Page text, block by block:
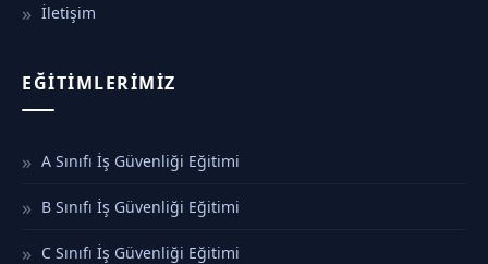
İletişim
EĞITIMLERIMIZ
A Sınıfı İş Güvenliği Eğitimi
B Sınıfı İş Güvenliği Eğitimi
C Sınıfı İş Güvenliği Eğitimi